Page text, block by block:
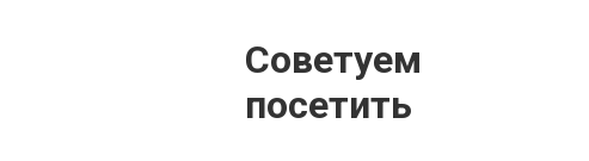
Советуем
посетить